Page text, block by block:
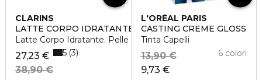
CLARINS
LATTE CORPO IDRATANTE VELLUTATO
Latte Corpo Idratante. Pelle normale
27,23 €
38,90 €
5 3
L'ORÉAL PARIS
CASTING CREME GLOSS
Tinta Capelli
9,73 €
13,90 € 6 colori